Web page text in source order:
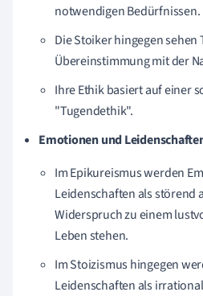
notwendigen Bedürfnissen.
Die Stoiker hingegen sehen
Übereinstimmung mit der
Ihre Ethik basiert auf einer
"Tugendethik".
Emotionen und
Im Epikureismus werden
Leidenschaften als störend
Widerspruch zu einem
Leben stehen.
Im Stoizismus hingegen
Leidenschaften als